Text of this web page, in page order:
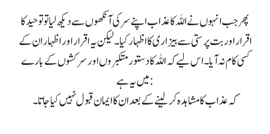
پھر جب انہوں نے اللہ کا عذاب اپنے سر کی آنکھوں سے دیکھ لیا تو توحید کا
اقرار اور بت پرستی سے بیزاری کا اظہار کیا۔ لیکن یہ اقرار اور اظہار ان کے
کسی کام نہ آیا۔ اس لیے کہ اللہ کا دستور متکبروں اور سرکشوں کے بارے
میں یہ ہے:
کہ عذاب کا مشاہدہ کرلینے کے بعد ان کا ایمان قبول نہیں کیا جاتا۔